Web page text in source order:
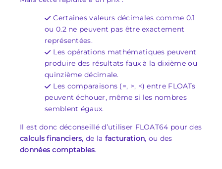
Certaines valeurs décimales comme 0.1
ou 0.2 ne peuvent pas être exactement
représentées.
Les opérations mathématiques peuvent
produire des résultats faux à la dixième ou
quinzième décimale.
Les comparaisons (=, >, <) entre FLOATs
peuvent échouer, même si les nombres
semblent égaux.
Il est donc déconseillé d’utiliser FLOAT64 pour des
calculs financiers, de la facturation, ou des
données comptables.